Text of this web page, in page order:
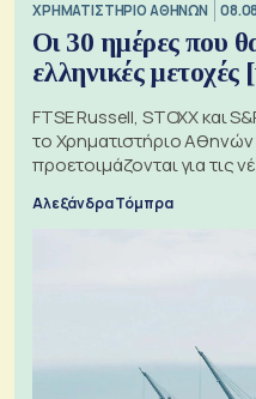
XΡΗΜΑΤΙΣΤΗΡΙΟ ΑΘΗΝΩΝ
Οι 30 ημέρες που
ελληνικές
FTSE Russell, STOXX και
το Χρηματιστήριο
προετοιμάζονται για τις
Αλεξάνδρα Τόμπρα